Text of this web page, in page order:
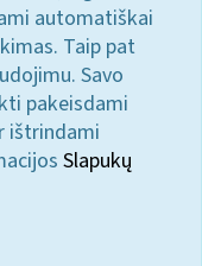
automatiškai
Taip pat
Savo
pakeisdami
ištrindami
Slapukų